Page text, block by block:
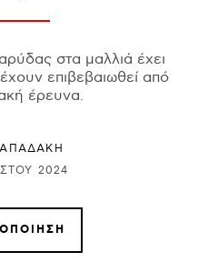
στα μαλλιά έχει
επιβεβαιωθεί από
έρευνα.
2024